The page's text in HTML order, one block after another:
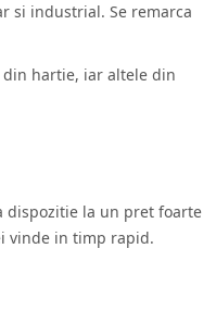
si industrial. Se remarca
hartie, iar altele din
dispozitie la un pret foarte
vinde in timp rapid.